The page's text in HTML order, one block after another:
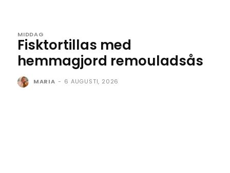
MIDDAG
Fisktortillas med
hemmagjord remouladsås
MARIA - 6 AUGUSTI, 2026